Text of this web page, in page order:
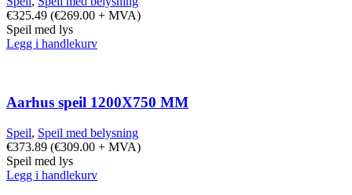
€325.49 (€269.00 + MVA)
Speil med lys
Legg i handlekurv
Aarhus speil 1200X750 MM
Speil, Speil med belysning
€373.89 (€309.00 + MVA)
Speil med lys
Legg i handlekurv